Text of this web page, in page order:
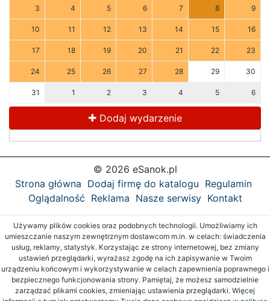
3 4 5 6 7 8 9
10 11 12 13 14 15 16
17 18 19 20 21 22 23
24 25 26 27 28 29 30
31 1 2 3 4 5 6
Dodaj wydarzenie
© 2026 eSanok.pl
Strona główna Dodaj firmę do katalogu Regulamin
Oglądalność Reklama Nasze serwisy Kontakt
Używamy plików cookies oraz podobnych technologii. Umożliwiamy ich
umieszczanie naszym zewnętrznym dostawcom m.in. w celach: świadczenia
usług, reklamy, statystyk. Korzystając ze strony internetowej, bez zmiany
ustawień przeglądarki, wyrażasz zgodę na ich zapisywanie w Twoim
urządzeniu końcowym i wykorzystywanie w celach zapewnienia poprawnego i
bezpiecznego funkcjonowania strony. Pamiętaj, że możesz samodzielnie
zarządzać plikami cookies, zmieniając ustawienia przeglądarki. Więcej